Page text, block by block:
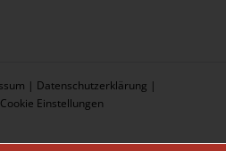
| Datenschutzerklärung |
Cookie Einstellungen